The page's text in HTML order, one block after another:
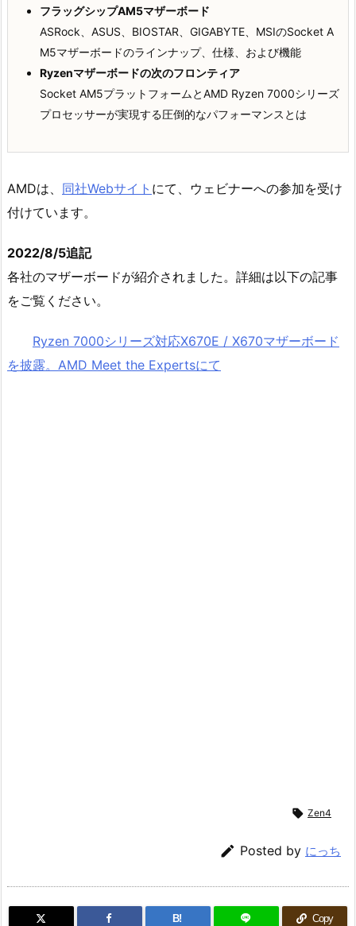
フラッグシップAM5マザーボード
ASRock、ASUS、BIOSTAR、GIGABYTE、MSIのSocket A
M5マザーボードのラインナップ、仕様、および機能
Ryzenマザーボードの次のフロンティア
Socket AM5プラットフォームとAMD Ryzen 7000シリーズ
プロセッサーが実現する圧倒的なパフォーマンスとは
AMDは、 同社Webサイト にて、ウェビナーへの参加を受け
付けています。
2022/8/5追記
各社のマザーボードが紹介されました。詳細は以下の記事
をご覧ください。
Ryzen 7000シリーズ対応X670E / X670マザーボード
を披露。AMD Meet the Expertsにて
 Zen4
 Posted by にっち
B! Copy